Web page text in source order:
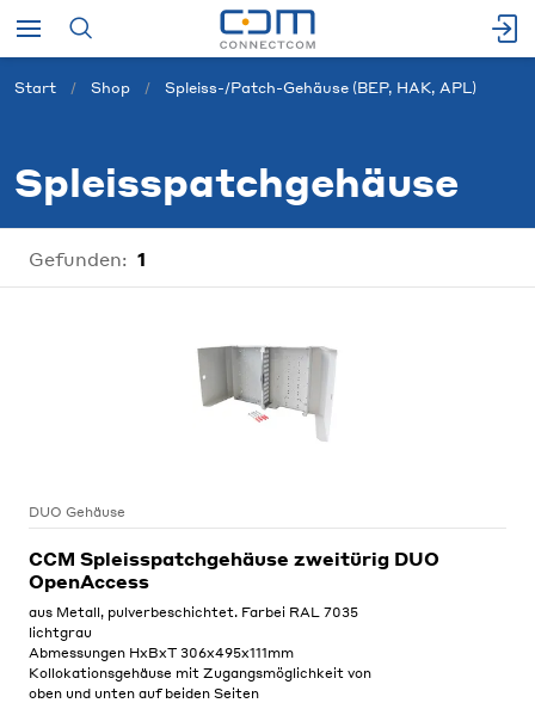
Start Shop Spleiss-/Patch-Gehäuse (BEP, HAK, APL)
Spleisspatchgehäuse
Gefunden: 1
DUO Gehäuse
CCM Spleisspatchgehäuse zweitürig DUO
OpenAccess
aus Metall, pulverbeschichtet. Farbei RAL 7035
lichtgrau
Abmessungen HxBxT 306x495x111mm
Kollokationsgehäuse mit Zugangsmöglichkeit von
oben und unten auf beiden Seiten